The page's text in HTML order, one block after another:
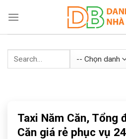
Taxi Năm Căn, Tổng
Căn giá rẻ phục vụ